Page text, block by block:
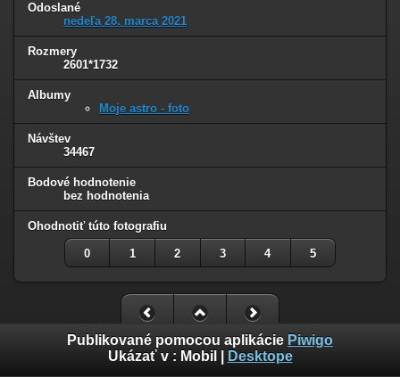
Odoslané
nedeľa 28. marca 2021
Rozmery
2601*1732
Albumy
Moje astro - foto
Návštev
34467
Bodové hodnotenie
bez hodnotenia
Ohodnotiť túto fotografiu
0 1 2 3 4 5
Publikované pomocou aplikácie Piwigo
Ukázať v : Mobil Desktope